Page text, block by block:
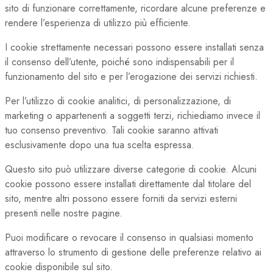
sito di funzionare correttamente, ricordare alcune preferenze e
rendere l’esperienza di utilizzo più efficiente.
I cookie strettamente necessari possono essere installati senza
il consenso dell’utente, poiché sono indispensabili per il
funzionamento del sito e per l’erogazione dei servizi richiesti.
Per l’utilizzo di cookie analitici, di personalizzazione, di
marketing o appartenenti a soggetti terzi, richiediamo invece il
tuo consenso preventivo. Tali cookie saranno attivati
esclusivamente dopo una tua scelta espressa.
Questo sito può utilizzare diverse categorie di cookie. Alcuni
cookie possono essere installati direttamente dal titolare del
sito, mentre altri possono essere forniti da servizi esterni
presenti nelle nostre pagine.
Puoi modificare o revocare il consenso in qualsiasi momento
attraverso lo strumento di gestione delle preferenze relativo ai
cookie disponibile sul sito.